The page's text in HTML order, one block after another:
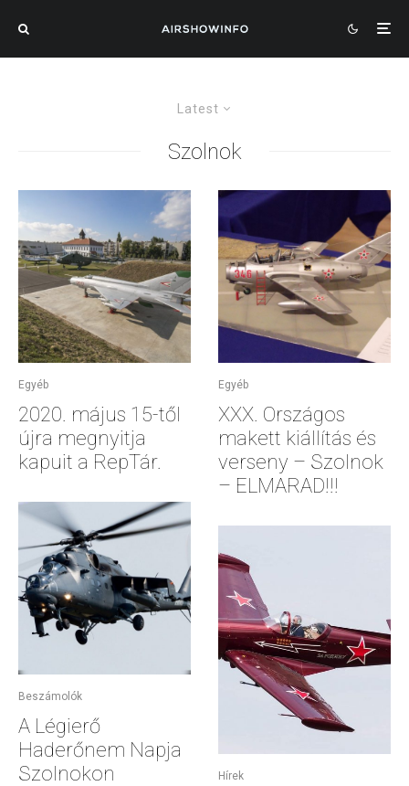
Latest
Szolnok
Egyéb
2020. május 15-től
újra megnyitja
kapuit a RepTár.
Beszámolók
A Légierő
Haderőnem Napja
Szolnokon
Egyéb
XXX. Országos
makett kiállítás és
verseny – Szolnok
– ELMARAD!!!
Hírek